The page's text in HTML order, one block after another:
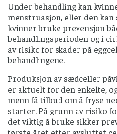
Under behandling kan
menstruasjon, eller den kan
kvinner bruke prevensjon
behandlingsperioden og i
av risiko for skader på
behandlingene.
Produksjon av sædceller
er aktuelt for den enkelte,
menn få tilbud om å fryse
starter. På grunn av risiko
det viktig å bruke sikker